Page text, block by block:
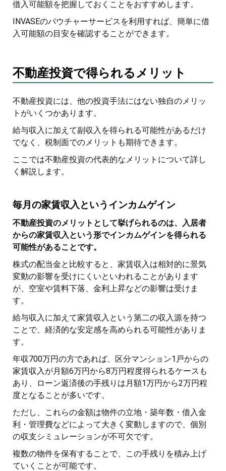
借入可能額を把握しておくことをおすすめします。
INVASEのバウチャーサービスを利用すれば、簡単に借
入可能額の目安を確認することができます。
不動産投資で得られるメリット
不動産投資には、他の投資手法にはない独自のメリッ
トがいくつかあります。
給与収入に加えて副収入を得られる可能性があるだけ
でなく、税制面でのメリットも期待できます。
ここでは不動産投資の代表的なメリットについて詳し
く解説します。
毎月の家賃収入というインカムゲイン
不動産投資のメリットとして挙げられるのは、入居者
からの家賃収入という形でインカムゲインを得られる
可能性があることです。
株式の配当金と比較すると、家賃収入は相対的に景気
変動の影響を受けにくいといわれることがあります
が、空室や賃料下落、金利上昇などの影響は受けま
す。
給与収入に加えて家賃収入という第二の収入源を持つ
ことで、経済的な安定感を高められる可能性がありま
す。
年収700万円の方であれば、区分マンション1戸からの
家賃収入が月額6万円から8万円程度得られるケースも
あり、ローン返済後の手残りは月額1万円から2万円程
度となることが多いです。
ただし、これらの金額は物件の立地・築年数・借入金
利・管理費などによって大きく変動しますので、個別
の収支シミュレーションが不可欠です。
複数の物件を保有することで、この手残りを積み上げ
ていくことが可能です。